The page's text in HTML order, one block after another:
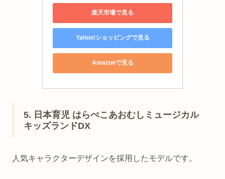
楽天市場で見る
Yahoo!ショッピングで見る
Amazonで見る
5. 日本育児 はらぺこあおむしミュージカル
キッズランドDX
人気キャラクターデザインを採用したモデルです。